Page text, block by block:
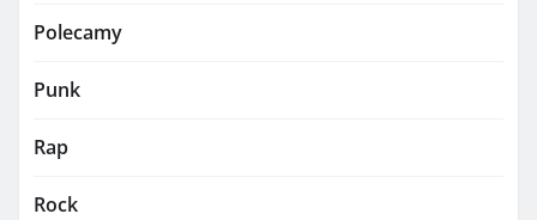
Polecamy
Punk
Rap
Rock